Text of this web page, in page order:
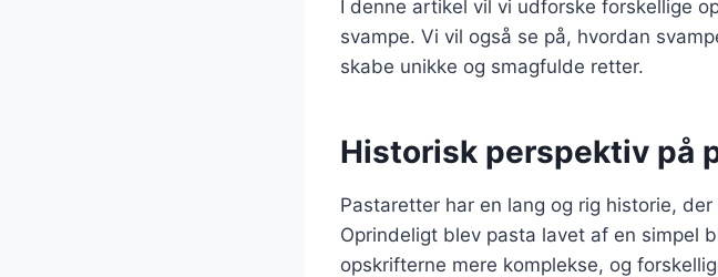
I denne artikel vil vi udforske forskellige
svampe. Vi vil også se på, hvordan
skabe unikke og smagfulde retter.
Historisk perspektiv på
Pastaretter har en lang og rig historie,
Oprindeligt blev pasta lavet af en simpel
opskrifterne mere komplekse, og